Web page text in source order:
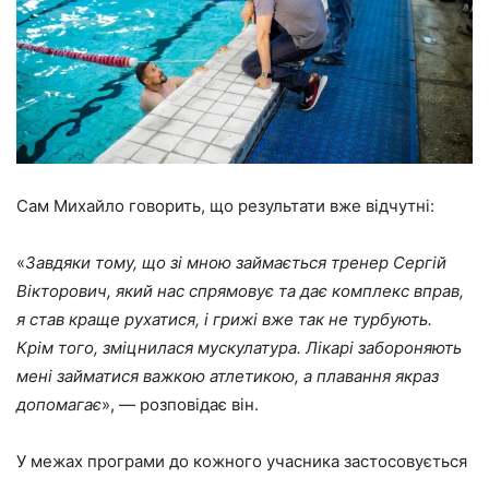
Сам Михайло говорить, що результати вже відчутні:
«Завдяки тому, що зі мною займається тренер Сергій
Вікторович, який нас спрямовує та дає комплекс вправ,
я став краще рухатися, і грижі вже так не турбують.
Крім того, зміцнилася мускулатура. Лікарі забороняють
мені займатися важкою атлетикою, а плавання якраз
допомагає», — розповідає він.
У межах програми до кожного учасника застосовується